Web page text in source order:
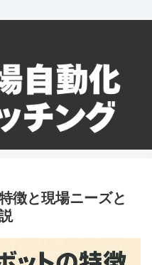
徴と現場ニーズと